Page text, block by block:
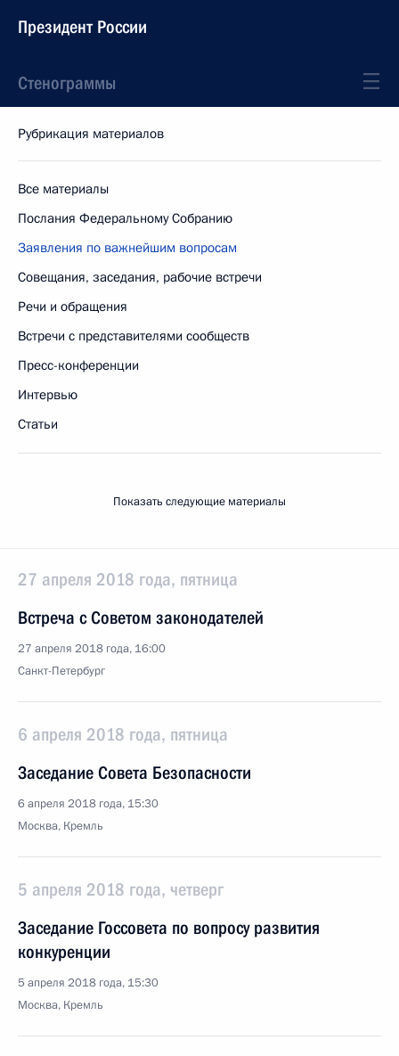
Президент России
Стенограммы
Рубрикация материалов
Все материалы
Послания Федеральному Собранию
Заявления по важнейшим вопросам
Совещания, заседания, рабочие встречи
Речи и обращения
Встречи с представителями сообществ
Пресс-конференции
Интервью
Статьи
Показать следующие материалы
27 апреля 2018 года, пятница
Встреча с Советом законодателей
27 апреля 2018 года, 16:00
Санкт-Петербург
6 апреля 2018 года, пятница
Заседание Совета Безопасности
6 апреля 2018 года, 15:30
Москва, Кремль
5 апреля 2018 года, четверг
Заседание Госсовета по вопросу развития
конкуренции
5 апреля 2018 года, 15:30
Москва, Кремль